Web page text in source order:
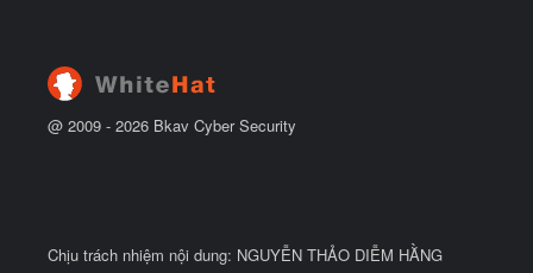
u
@ 2009 - 2026 Bkav Cyber Security
Chịu trách nhiệm nội dung: NGUYỄN THẢO DIỄM HẰNG